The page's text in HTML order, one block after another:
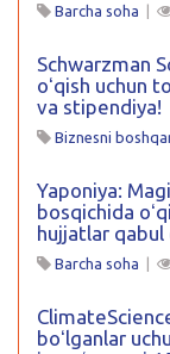
Barcha soha |
Schwarzman
oʻqish uchun
va stipendiya!
Biznesni
Yaponiya:
bosqichida
hujjatlar
Barcha soha |
boʻlganlar